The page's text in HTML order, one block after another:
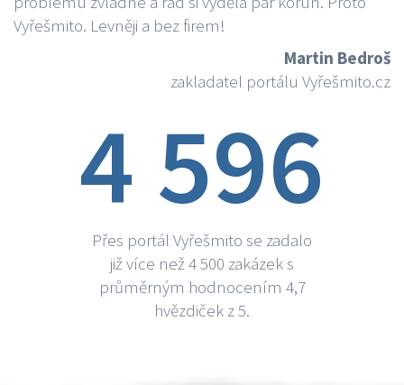
Vyřešmito. Levněji a bez firem!
Martin Bedroš
zakladatel portálu Vyřešmito.cz
4 596
Přes portál Vyřešmito se zadalo
již více než 4 500 zakázek s
průměrným hodnocením 4,7
hvězdiček z 5.